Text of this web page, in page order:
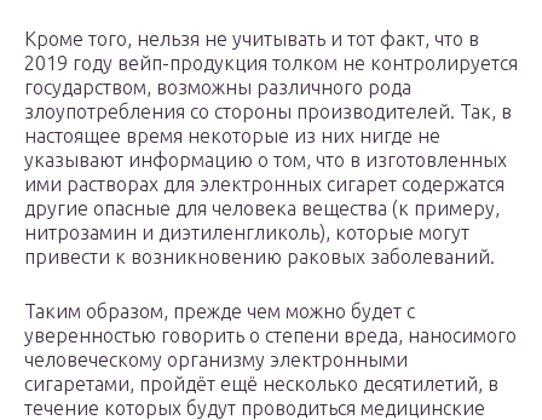
Кроме того, нельзя не учитывать и тот факт, что в
2019 году вейп-продукция толком не контролируется
государством, возможны различного рода
злоупотребления со стороны производителей. Так, в
настоящее время некоторые из них нигде не
указывают информацию о том, что в изготовленных
ими растворах для электронных сигарет содержатся
другие опасные для человека вещества (к примеру,
нитрозамин и диэтиленгликоль), которые могут
привести к возникновению раковых заболеваний.
Таким образом, прежде чем можно будет с
уверенностью говорить о степени вреда, наносимого
человеческому организму электронными
сигаретами, пройдёт ещё несколько десятилетий, в
течение которых будут проводиться медицинские